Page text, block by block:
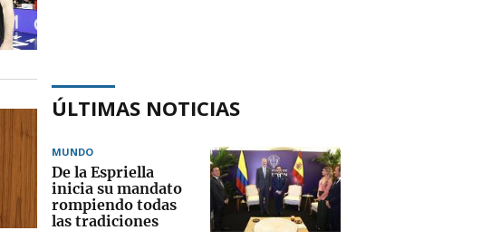
ÚLTIMAS NOTICIAS
MUNDO
De la Espriella
inicia su mandato
rompiendo todas
las tradiciones